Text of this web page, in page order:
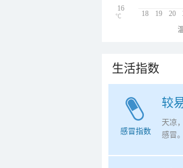
18 19 20
16
℃
生活指数
较
感冒指数
天凉
感冒。